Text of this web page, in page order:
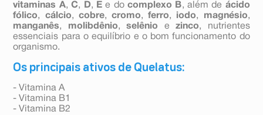
vitaminas A,C, D, Ee docomplexo B, além de ácido
fólico, cálcio, cobre, cromo,ferro, iodo, magnésio,
manganês, molibdênio,selênio e zinco, nutrientes
essenciais para o equilíbrio e o bom funcionamento do
organismo.
Os principais ativos de Quelatus:
- Vitamina A
- Vitamina B1
- Vitamina B2